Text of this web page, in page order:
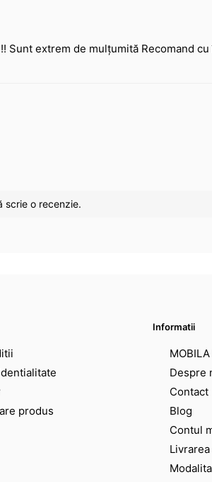
Sunt extrem de mulțumită Recomand
scrie o recenzie.
produs
Informatii
MOBILA
Despre
Contact
Blog
Contul